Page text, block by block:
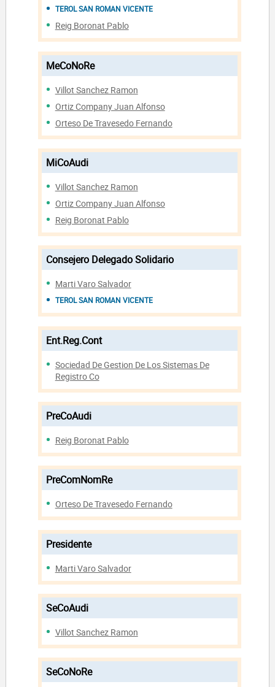
TEROL SAN ROMAN VICENTE
Reig Boronat Pablo
MeCoNoRe
Villot Sanchez Ramon
Ortiz Company Juan Alfonso
Orteso De Travesedo Fernando
MiCoAudi
Villot Sanchez Ramon
Ortiz Company Juan Alfonso
Reig Boronat Pablo
Consejero Delegado Solidario
Marti Varo Salvador
TEROL SAN ROMAN VICENTE
Ent.Reg.Cont
Sociedad De Gestion De Los Sistemas De
Registro Co
PreCoAudi
Reig Boronat Pablo
PreComNomRe
Orteso De Travesedo Fernando
Presidente
Marti Varo Salvador
SeCoAudi
Villot Sanchez Ramon
SeCoNoRe